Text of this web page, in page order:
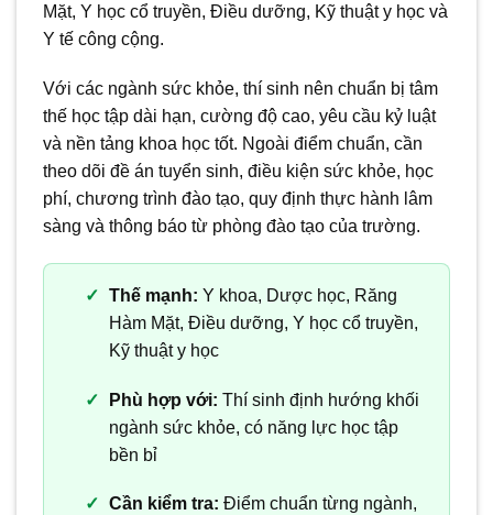
Mặt, Y học cổ truyền, Điều dưỡng, Kỹ thuật y học và
Y tế công cộng.
Với các ngành sức khỏe, thí sinh nên chuẩn bị tâm
thế học tập dài hạn, cường độ cao, yêu cầu kỷ luật
và nền tảng khoa học tốt. Ngoài điểm chuẩn, cần
theo dõi đề án tuyển sinh, điều kiện sức khỏe, học
phí, chương trình đào tạo, quy định thực hành lâm
sàng và thông báo từ phòng đào tạo của trường.
Thế mạnh: Y khoa, Dược học, Răng
Hàm Mặt, Điều dưỡng, Y học cổ truyền,
Kỹ thuật y học
Phù hợp với: Thí sinh định hướng khối
ngành sức khỏe, có năng lực học tập
bền bỉ
Cần kiểm tra: Điểm chuẩn từng ngành,